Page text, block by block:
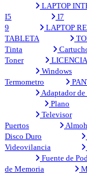
LAPTOP
I5
I7
9
LAPTOP
TABLETA
Tinta
Toner
Windows
Termometro
Adaptador de
Plano
Televisor
Puertos
Disco Duro
Videovilancia
Fuente de
de Memoria